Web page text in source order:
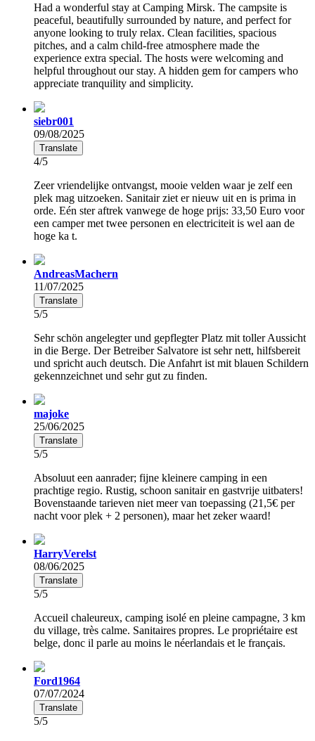
Had a wonderful stay at Camping Mirsk. The campsite is
peaceful, beautifully surrounded by nature, and perfect for
anyone looking to truly relax. Clean facilities, spacious
pitches, and a calm child-free atmosphere made the
experience extra special. The hosts were welcoming and
helpful throughout our stay. A hidden gem for campers who
appreciate tranquility and simplicity.
siebr001
09/08/2025
Translate
4/5
Zeer vriendelijke ontvangst, mooie velden waar je zelf een
plek mag uitzoeken. Sanitair ziet er nieuw uit en is prima in
orde. Eén ster aftrek vanwege de hoge prijs: 33,50 Euro voor
een camper met twee personen en electriciteit is wel aan de
hoge ka t.
AndreasMachern
11/07/2025
Translate
5/5
Sehr schön angelegter und gepflegter Platz mit toller Aussicht
in die Berge. Der Betreiber Salvatore ist sehr nett, hilfsbereit
und spricht auch deutsch. Die Anfahrt ist mit blauen Schildern
gekennzeichnet und sehr gut zu finden.
majoke
25/06/2025
Translate
5/5
Absoluut een aanrader; fijne kleinere camping in een
prachtige regio. Rustig, schoon sanitair en gastvrije uitbaters!
Bovenstaande tarieven niet meer van toepassing (21,5€ per
nacht voor plek + 2 personen), maar het zeker waard!
HarryVerelst
08/06/2025
Translate
5/5
Accueil chaleureux, camping isolé en pleine campagne, 3 km
du village, très calme. Sanitaires propres. Le propriétaire est
belge, donc il parle au moins le néerlandais et le français.
Ford1964
07/07/2024
Translate
5/5